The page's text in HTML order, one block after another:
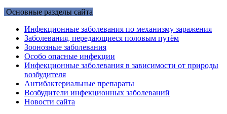
Основные разделы сайта
Инфекционные заболевания по механизму заражения
Заболевания, передающиеся половым путём
Зоонозные заболевания
Особо опасные инфекции
Инфекционные заболевания в зависимости от природы
возбудителя
Антибактериальные препараты
Возбудители инфекционных заболеваний
Новости сайта